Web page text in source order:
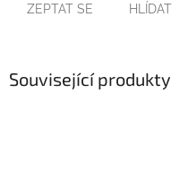
ZEPTAT SE HLÍDAT
Související produkty